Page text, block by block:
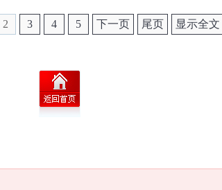
2 3 4 5 下一页 尾页 显示全文